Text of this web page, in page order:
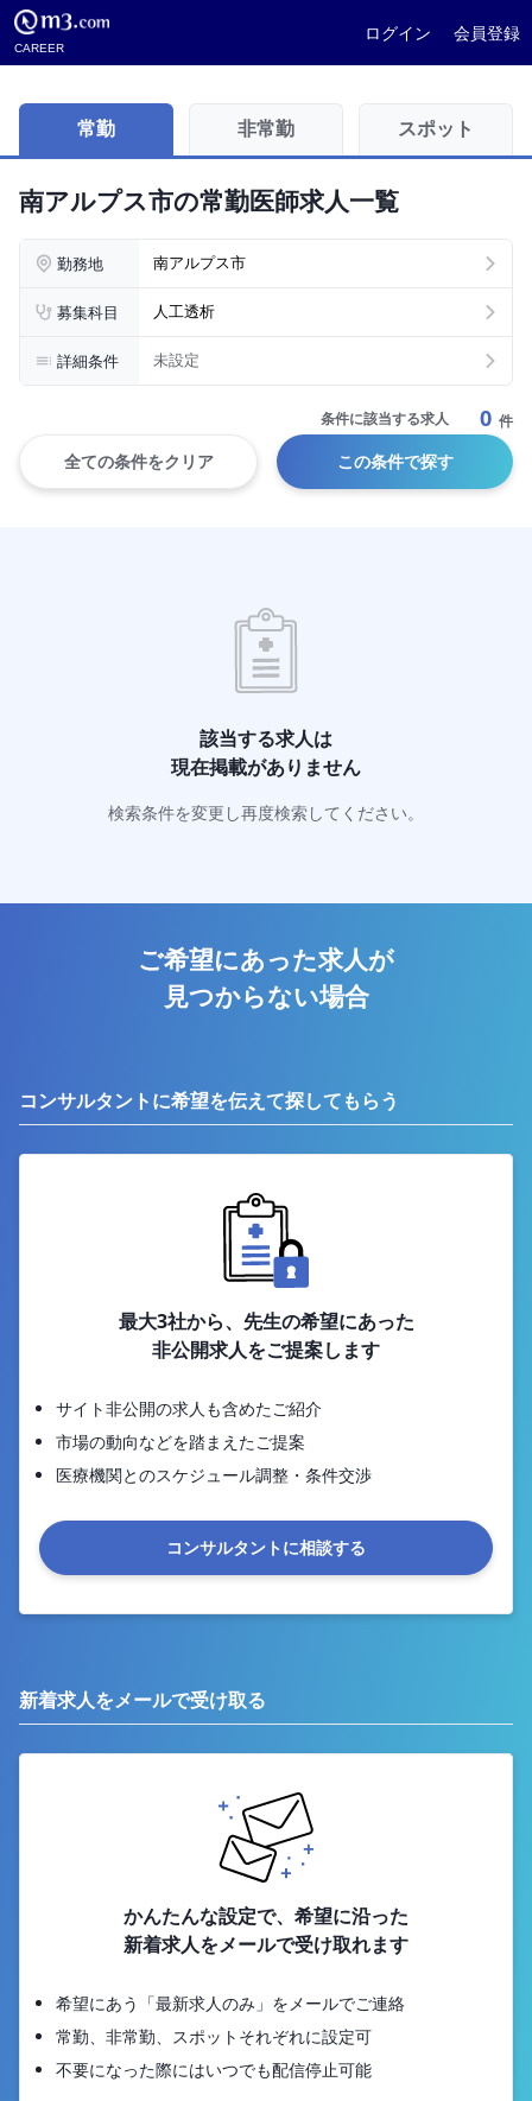
CAREER
ログイン 会員登録
常勤 非常勤 スポット
南アルプス市の常勤医師求人一覧
勤務地 南アルプス市
募集科目 人工透析
詳細条件 未設定
条件に該当する求人 0 件
全ての条件をクリア この条件で探す
該当する求人は
現在掲載がありません
検索条件を変更し再度検索してください。
ご希望にあった求人が
見つからない場合
コンサルタントに希望を伝えて探してもらう
最大3社から、先生の希望にあった
非公開求人をご提案します
サイト非公開の求人も含めたご紹介
市場の動向などを踏まえたご提案
医療機関とのスケジュール調整・条件交渉
コンサルタントに相談する
新着求人をメールで受け取る
かんたんな設定で、希望に沿った
新着求人をメールで受け取れます
希望にあう「最新求人のみ」をメールでご連絡
常勤、非常勤、スポットそれぞれに設定可
不要になった際にはいつでも配信停止可能